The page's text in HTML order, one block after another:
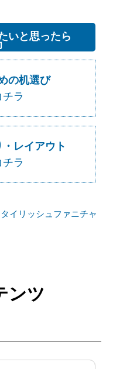
いと思ったら
の机選び
ラ
レイアウト
ラ
ンツ